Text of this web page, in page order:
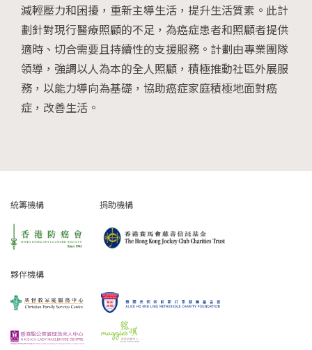
減輕壓力和困擾，重新主導生活，提升生活質素。此計
劃針對現行醫療照顧的不足，為癌症患者和照顧者提供
適時、切合需要且持續性的支援服務。計劃由專業團隊
領導，強調以人為本的全人照顧，積極推動社區外展服
務，以能力導向為基礎，協助癌症家庭積極地面對癌
症，改善生活。
統籌機構 捐助機構
夥伴機構